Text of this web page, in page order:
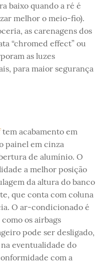
baixo quando a ré é
melhor o meio-fio).
as carenagens dos
“chromed effect” ou
as luzes
para maior segurança
tem acabamento em
painel em cinza
de alumínio. O
a melhor posição
da altura do banco
que conta com coluna
O ar-condicionado é
os airbags
pode ser desligado,
eventualidade do
com a